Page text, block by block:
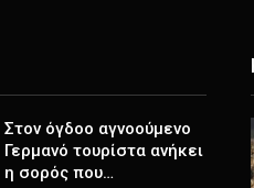
Στον όγδοο αγνοούμενο
Γερμανό τουρίστα ανήκει
η σορός που…